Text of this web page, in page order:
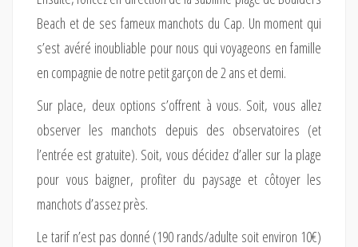
Beach et de ses fameux manchots du Cap. Un moment qui
s’est avéré inoubliable pour nous qui voyageons en famille
en compagnie de notre petit garçon de 2 ans et demi.
Sur place, deux options s’offrent à vous. Soit, vous allez
observer les manchots depuis des observatoires (et
l’entrée est gratuite). Soit, vous décidez d’aller sur la plage
pour vous baigner, profiter du paysage et côtoyer les
manchots d’assez près.
Le tarif n’est pas donné (190 rands/adulte soit environ 10€)